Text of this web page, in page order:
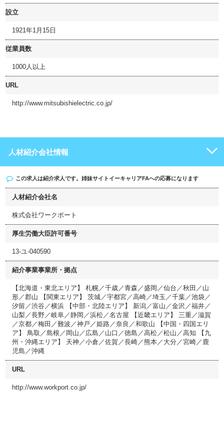
設立
1921年1月15日
従業員数
1000人以上
URL
http://www.mitsubishielectric.co.jp/
人材紹介会社情報
この求人は紹介求人です。姉妹サイト イーキャリアFAへの応募になります
人材紹介会社名
株式会社ワークポート
厚生労働大臣許可番号
13-ユ-040590
紹介事業事業所・拠点
【北海道・東北エリア】 札幌／千歳／青森／盛岡／仙台／秋田／山
形／郡山 【関東エリア】 茨城／宇都宮／高崎／埼玉／千葉／池袋／
汐留／渋谷／横浜 【中部・北陸エリア】 新潟／富山／金沢／福井／
山梨／長野／岐阜／静岡／浜松／名古屋 【近畿エリア】 三重／滋賀
／京都／梅田／難波／神戸／姫路／奈良／和歌山 【中国・四国エリ
ア】 鳥取／島根／岡山／広島／山口／徳島／高松／松山／高知 【九
州・沖縄エリア】 天神／小倉／佐賀／長崎／熊本／大分／宮崎／鹿
児島／沖縄
URL
http://www.workport.co.jp/